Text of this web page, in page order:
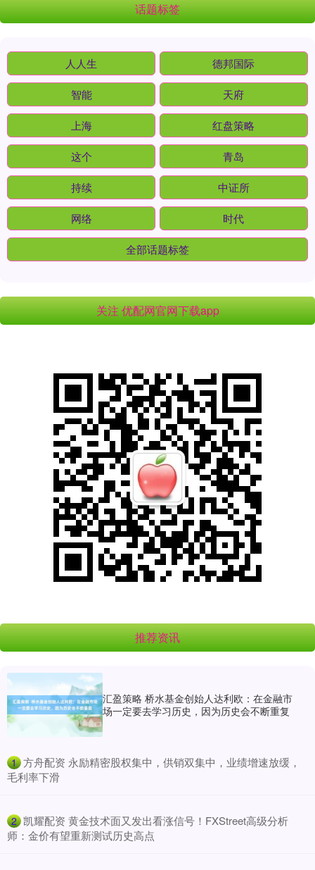
话题标签
人人生 德邦国际
智能 天府
上海 红盘策略
这个 青岛
持续 中证所
网络 时代
全部话题标签
关注 优配网官网下载app
推荐资讯
汇盈策略 桥水基金创始人达利欧：在金融市
场一定要去学习历史，因为历史会不断重复
1 ​方舟配资 永励精密股权集中，供销双集中，业绩增速放缓，
毛利率下滑
2 ​凯耀配资 黄金技术面又发出看涨信号！FXStreet高级分析
师：金价有望重新测试历史高点